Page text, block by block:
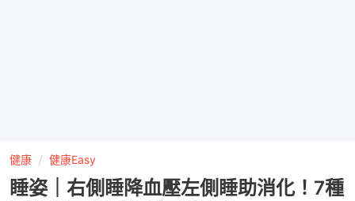
健康 健康Easy
睡姿｜右側睡降血壓左側睡助消化！7種